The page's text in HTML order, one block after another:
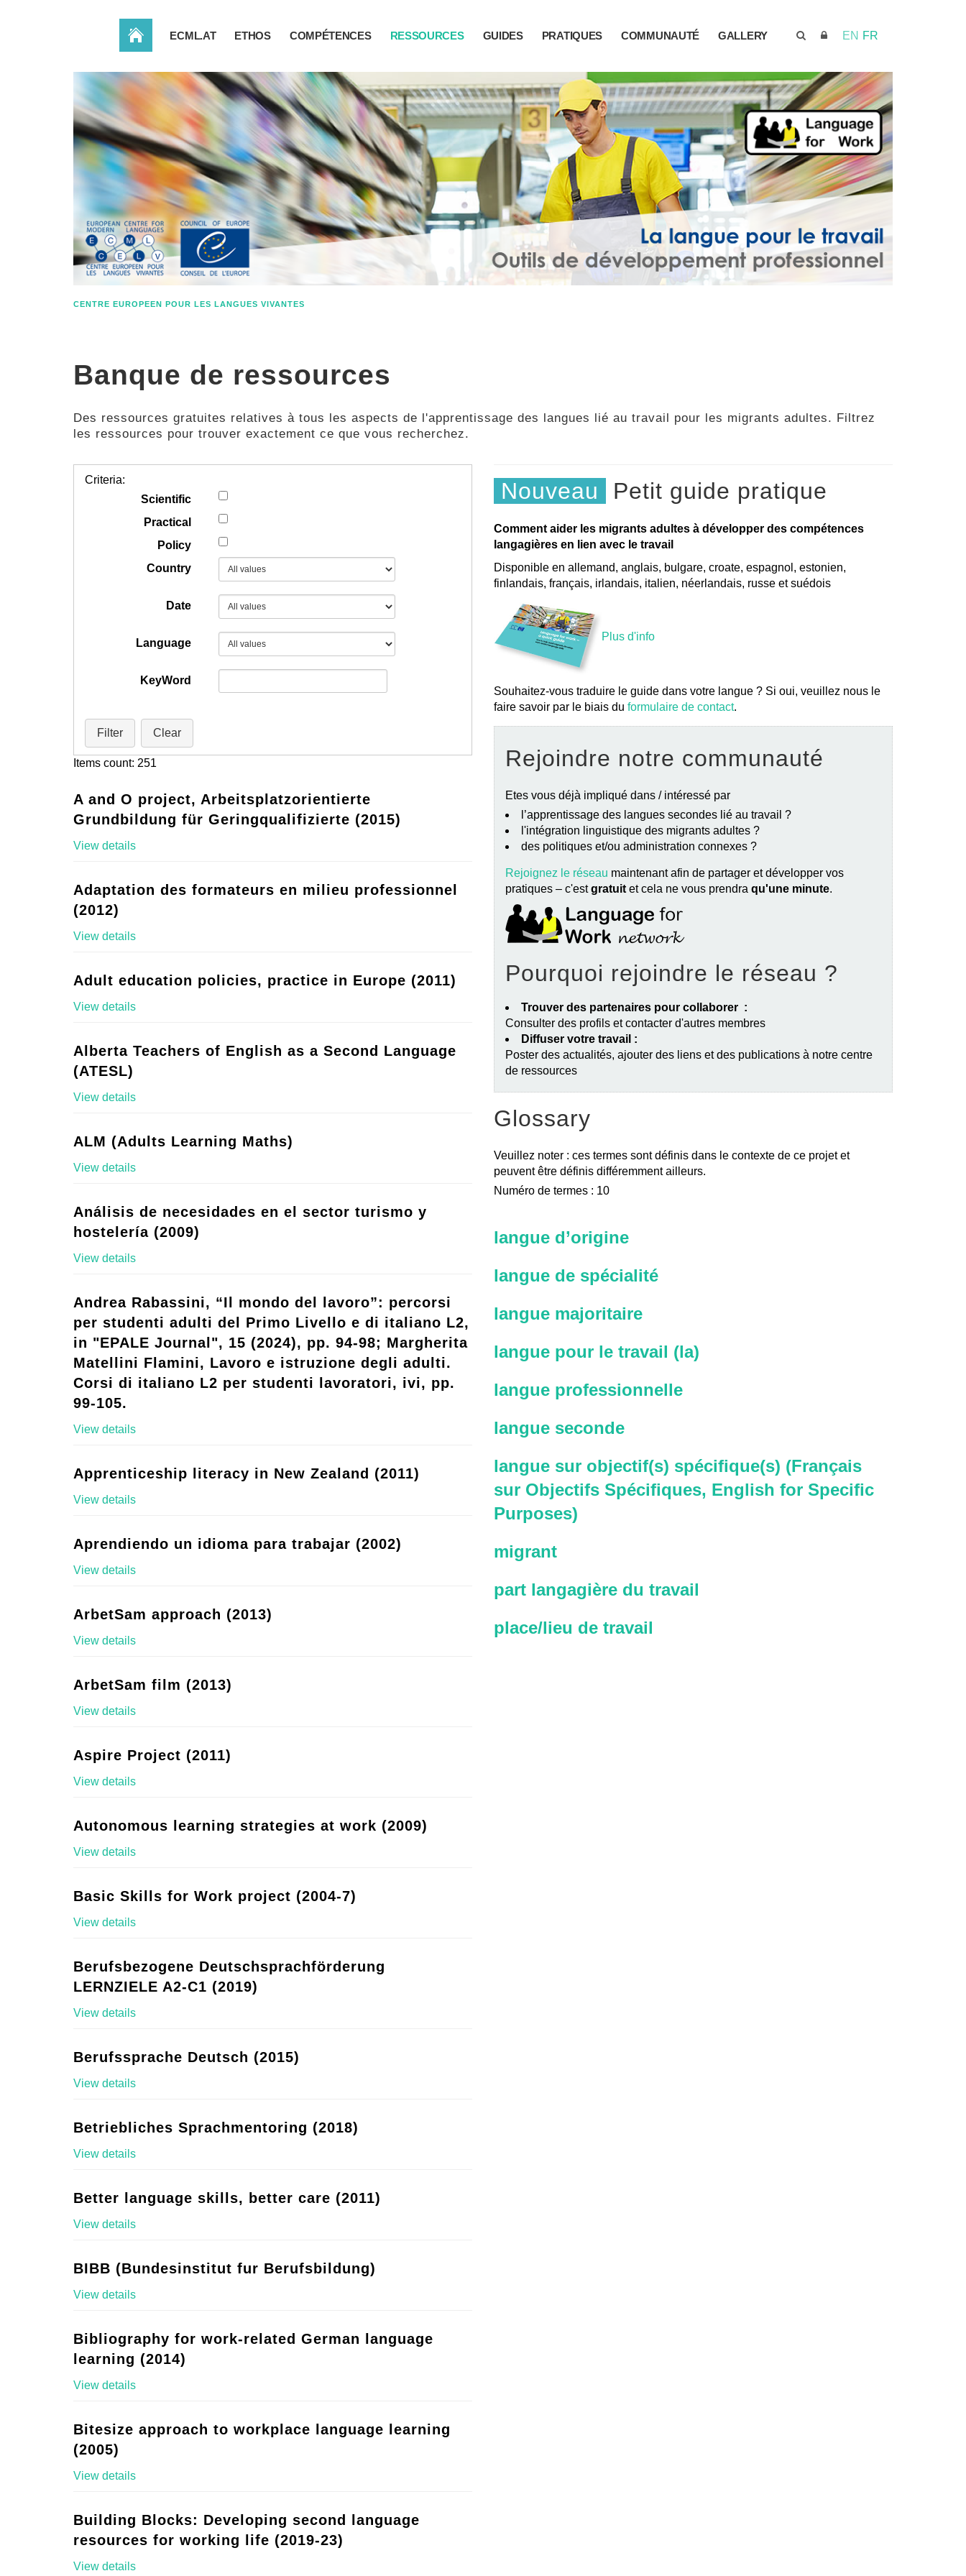
EN FR
ACCUEIL ECML.AT ETHOS COMPÉTENCES RESSOURCES GUIDES PRATIQUES COMMUNAUTÉ GALLERY
CENTRE EUROPEEN POUR LES LANGUES VIVANTES
Banque de ressources
Des ressources gratuites relatives à tous les aspects de l'apprentissage des langues lié au travail pour les migrants adultes. Filtrez
les ressources pour trouver exactement ce que vous recherchez.
Criteria:
Scientific
Practical
Policy
Country
Date
Language
KeyWord
Filter Clear
Items count: 251
A and O project, Arbeitsplatzorientierte
Grundbildung für Geringqualifizierte (2015)
View details
Adaptation des formateurs en milieu professionnel
(2012)
View details
Adult education policies, practice in Europe (2011)
View details
Alberta Teachers of English as a Second Language
(ATESL)
View details
ALM (Adults Learning Maths)
View details
Análisis de necesidades en el sector turismo y
hostelería (2009)
View details
Andrea Rabassini, “Il mondo del lavoro”: percorsi
per studenti adulti del Primo Livello e di italiano L2,
in "EPALE Journal", 15 (2024), pp. 94-98; Margherita
Matellini Flamini, Lavoro e istruzione degli adulti.
Corsi di italiano L2 per studenti lavoratori, ivi, pp.
99-105.
View details
Apprenticeship literacy in New Zealand (2011)
View details
Aprendiendo un idioma para trabajar (2002)
View details
ArbetSam approach (2013)
View details
ArbetSam film (2013)
View details
Aspire Project (2011)
View details
Autonomous learning strategies at work (2009)
View details
Basic Skills for Work project (2004-7)
View details
Berufsbezogene Deutschsprachförderung
LERNZIELE A2-C1 (2019)
View details
Berufssprache Deutsch (2015)
View details
Betriebliches Sprachmentoring (2018)
View details
Better language skills, better care (2011)
View details
BIBB (Bundesinstitut fur Berufsbildung)
View details
Bibliography for work-related German language
learning (2014)
View details
Bitesize approach to workplace language learning
(2005)
View details
Building Blocks: Developing second language
resources for working life (2019-23)
View details
Nouveau Petit guide pratique
Comment aider les migrants adultes à développer des compétences
langagières en lien avec le travail
Disponible en allemand, anglais, bulgare, croate, espagnol, estonien,
finlandais, français, irlandais, italien, néerlandais, russe et suédois
Plus d'info
Souhaitez-vous traduire le guide dans votre langue ? Si oui, veuillez nous le
faire savoir par le biais du formulaire de contact.
Rejoindre notre communauté
Etes vous déjà impliqué dans / intéressé par
l’apprentissage des langues secondes lié au travail ?
l'intégration linguistique des migrants adultes ?
des politiques et/ou administration connexes ?
Rejoignez le réseau maintenant afin de partager et développer vos
pratiques – c'estgratuit et cela ne vous prendra qu'une minute.
Pourquoi rejoindre le réseau ?
Trouver des partenaires pour collaborer :
Consulter des profils et contacter d'autres membres
Diffuser votre travail :
Poster des actualités, ajouter des liens et des publications à notre centre
de ressources
Glossary
Veuillez noter : ces termes sont définis dans le contexte de ce projet et
peuvent être définis différemment ailleurs.
Numéro de termes : 10
langue d’origine
langue de spécialité
langue majoritaire
langue pour le travail (la)
langue professionnelle
langue seconde
langue sur objectif(s) spécifique(s) (Français
sur Objectifs Spécifiques, English for Specific
Purposes)
migrant
part langagière du travail
place/lieu de travail